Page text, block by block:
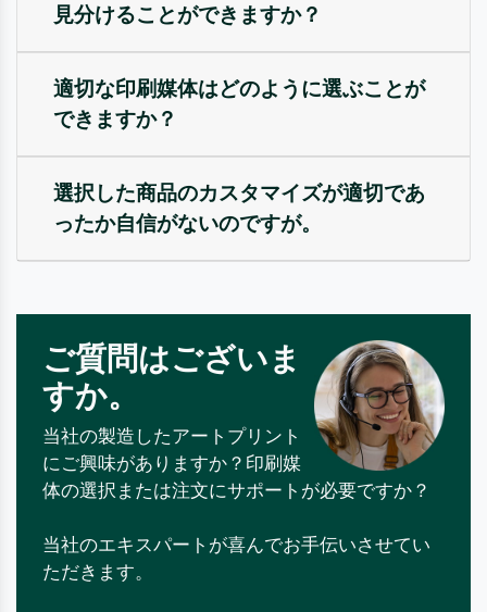
見分けることができますか？
適切な印刷媒体はどのように選ぶことが
できますか？
選択した商品のカスタマイズが適切であ
ったか自信がないのですが。
ご質問はございま
すか。
当社の製造したアートプリント
にご興味がありますか？印刷媒
体の選択または注文にサポートが必要ですか？
当社のエキスパートが喜んでお手伝いさせてい
ただきます。